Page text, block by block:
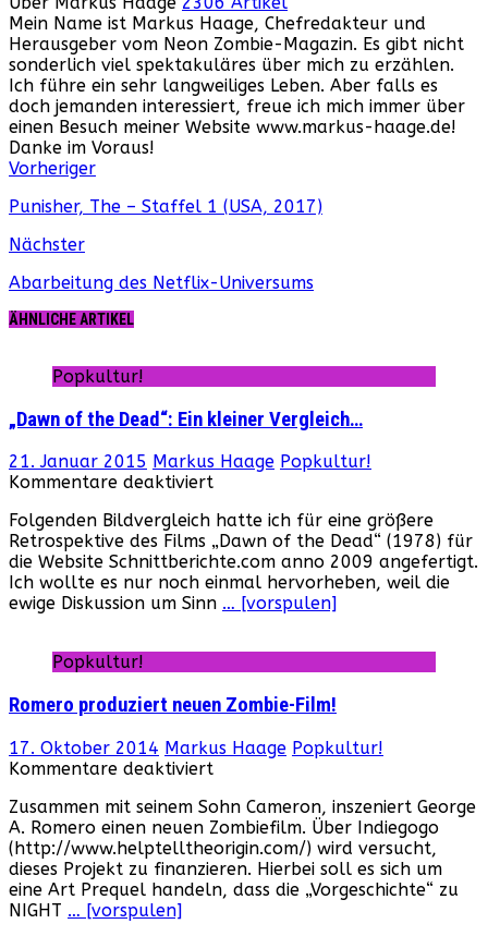
Mein Name ist Markus Haage, Chefredakteur und
Herausgeber vom Neon Zombie-Magazin. Es gibt nicht
sonderlich viel spektakuläres über mich zu erzählen.
Ich führe ein sehr langweiliges Leben. Aber falls es
doch jemanden interessiert, freue ich mich immer über
einen Besuch meiner Website www.markus-haage.de!
Danke im Voraus!
Webseite
Facebook
Instagram
YouTube
Vorheriger
Punisher, The – Staffel 1 (USA, 2017)
Nächster
Abarbeitung des Netflix-Universums
ÄHNLICHE ARTIKEL
Popkultur!
„Dawn of the Dead“: Ein kleiner Vergleich…
21. Januar 2015 Markus Haage Popkultur!
Kommentare deaktiviertfür
of
the
Dead“:
Ein
kleiner
Folgenden Bildvergleich hatte ich für eine größere
Retrospektive des Films „Dawn of the Dead“ (1978) für
die Website Schnittberichte.com anno 2009 angefertigt.
Ich wollte es nur noch einmal hervorheben, weil die
ewige Diskussion um Sinn … [vorspulen]
Popkultur!
Romero produziert neuen Zombie-Film!
17. Oktober 2014 Markus Haage Popkultur!
Kommentare deaktiviert
produziert
neuen
Zombie-
Film!
Zusammen mit seinem Sohn Cameron, inszeniert George
A. Romero einen neuen Zombiefilm. Über Indiegogo
(http://www.helptelltheorigin.com/) wird versucht,
dieses Projekt zu finanzieren. Hierbei soll es sich um
eine Art Prequel handeln, dass die „Vorgeschichte“ zu
NIGHT … [vorspulen]